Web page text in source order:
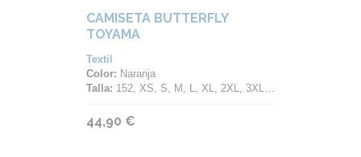
CAMISETA BUTTERFLY
TOYAMA
Textil
Color: Naranja
Talla: 152, XS, S, M, L, XL, 2XL, 3XL, 4XL
44,90 €